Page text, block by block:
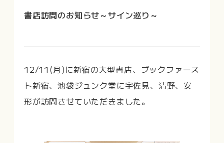
書店訪問のお知らせ～サイン巡り～
12/11(月)に新宿の大型書店、ブックファース
ト新宿、池袋ジュンク堂に宇佐見、清野、安
形が訪問させていただきました。